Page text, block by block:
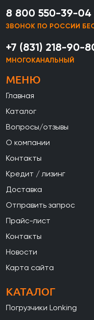
8 800 550-39-04
ЗВОНОК ПО РОССИИ
+7 (831) 218-90-
МНОГОКАНАЛЬНЫЙ
МЕНЮ
Главная
Каталог
Вопросы/отзывы
О компании
Контакты
Кредит / лизинг
Доставка
Отправить запрос
Прайс-лист
Контакты
Новости
Карта сайта
КАТАЛОГ
Погрузчики Lonking